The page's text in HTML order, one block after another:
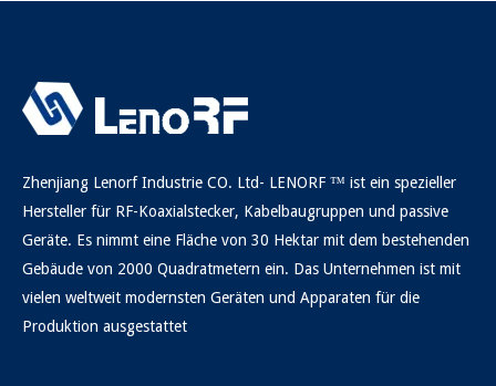
Zhenjiang Lenorf Industrie CO. Ltd- LENORF ™ ist ein spezieller
Hersteller für RF-Koaxialstecker, Kabelbaugruppen und passive
Geräte. Es nimmt eine Fläche von 30 Hektar mit dem bestehenden
Gebäude von 2000 Quadratmetern ein. Das Unternehmen ist mit
vielen weltweit modernsten Geräten und Apparaten für die
Produktion ausgestattet